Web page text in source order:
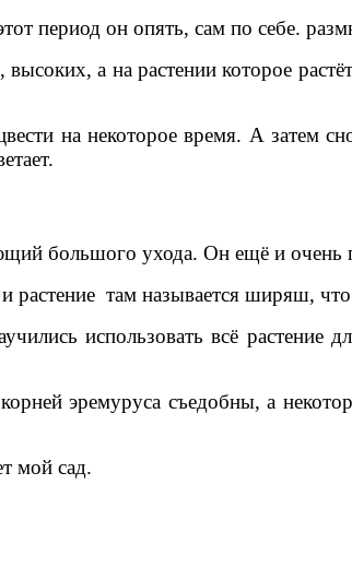
период он опять, сам по себе.
а на растении которое
на некоторое время. А затем
большого ухода. Он ещё и очень
там называется ширяш,
использовать всё растение
эремуруса съедобны, а
мой сад.